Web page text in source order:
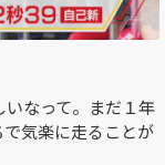
いなって。まだ１年
気楽に走ることが